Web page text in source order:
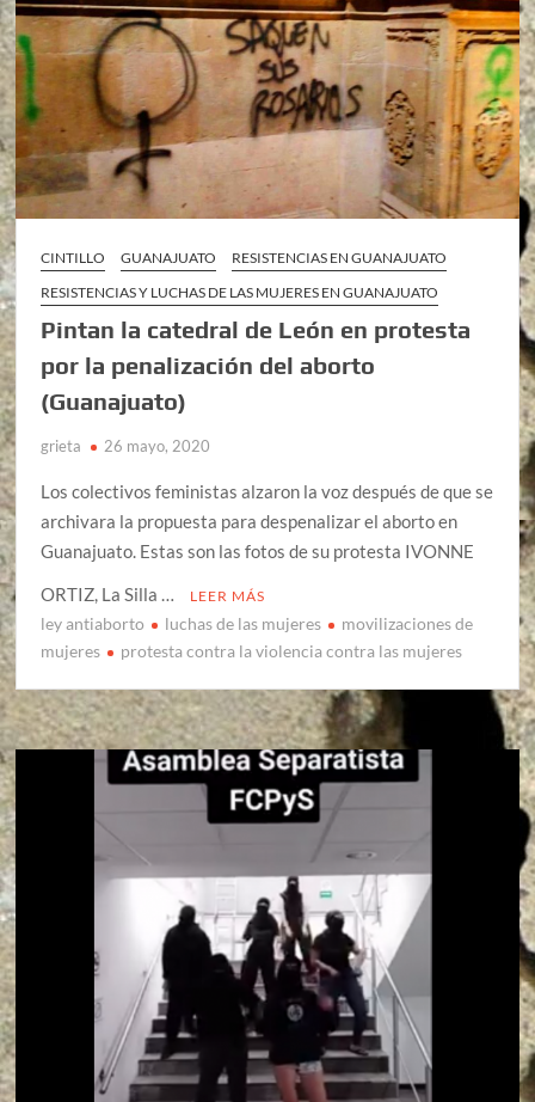
CINTILLO GUANAJUATO
RESISTENCIAS EN GUANAJUATO
RESISTENCIAS Y LUCHAS DE LAS MUJERES EN GUANAJUATO
Pintan la catedral de León en protesta
por la penalización del aborto
(Guanajuato)
grieta 26 mayo, 2020
Los colectivos feministas alzaron la voz después de que se
archivara la propuesta para despenalizar el aborto en
Guanajuato. Estas son las fotos de su protesta IVONNE
ORTIZ, La Silla …
LEER MÁS
ley antiaborto luchas de las mujeres
movilizaciones de
mujeres
protesta contra la violencia contra las mujeres